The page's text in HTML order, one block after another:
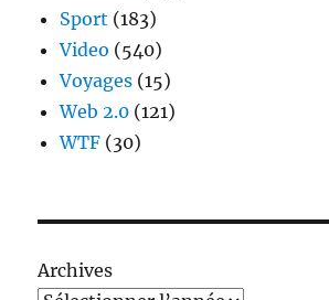
Sport (183)
Video (540)
Voyages (15)
Web 2.0 (121)
WTF (30)
Archives